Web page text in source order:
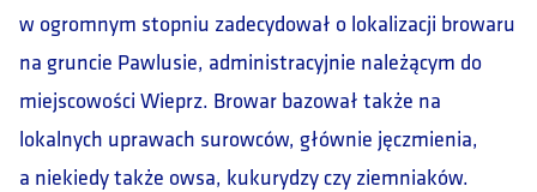
w ogromnym stopniu zadecydował o lokalizacji browaru
na gruncie Pawlusie, administracyjnie należącym do
miejscowości Wieprz. Browar bazował także na
lokalnych uprawach surowców, głównie jęczmienia,
a niekiedy także owsa, kukurydzy czy ziemniaków.